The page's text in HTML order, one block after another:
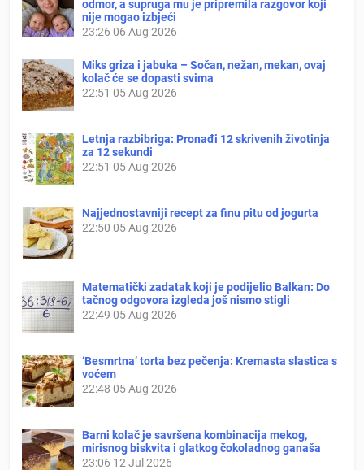
odmor, a supruga mu je pripremila razgovor koji
nije mogao izbjeći
23:26 06 Aug 2026
Miks griza i jabuka – Sočan, nežan, mekan, ovaj
kolač će se dopasti svima
22:51 05 Aug 2026
Letnja razbibriga: Pronađi 12 skrivenih životinja
za 12 sekundi
22:51 05 Aug 2026
Najjednostavniji recept za finu pitu od jogurta
22:50 05 Aug 2026
Matematički zadatak koji je podijelio Balkan: Do
tačnog odgovora izgleda još nismo stigli
22:49 05 Aug 2026
‘Besmrtna’ torta bez pečenja: Kremasta slastica s
voćem
22:48 05 Aug 2026
Barni kolač je savršena kombinacija mekog,
mirisnog biskvita i glatkog čokoladnog ganaša
23:06 12 Jul 2026